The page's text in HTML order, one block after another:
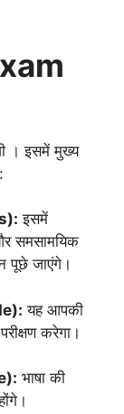
। इसमें मुख्य
इसमें
समसामयिक
पूछे जाएंगे।
यह आपकी
करेगा।
भाषा की